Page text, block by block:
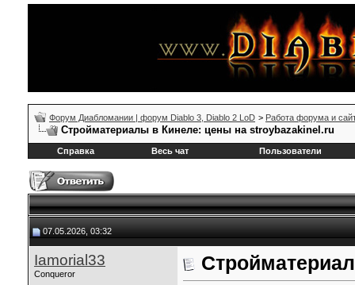
Форум Диабломании | форум Diablo 3, Diablo 2 LoD > Работа форума и
Стройматериалы в Кинеле: цены на stroybazakinel.ru
Справка Весь чат Пользователи
07.05.2026, 03:32
Iamorial33
Conqueror